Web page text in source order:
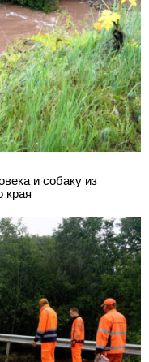
и собаку из
края